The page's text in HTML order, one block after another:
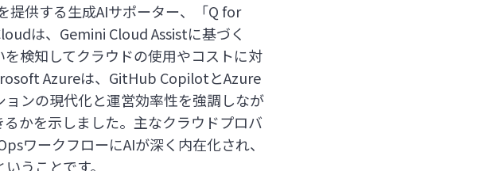
提供する生成AIサポーター、「Q for
は、Gemini Cloud Assistに基づく
検知してクラウドの使用やコストに対
Azureは、GitHub CopilotとAzure
ンの現代化と運営効率性を強調しなが
かを示しました。主なクラウドプロバ
ワークフローにAIが深く内在化され、
うことです。